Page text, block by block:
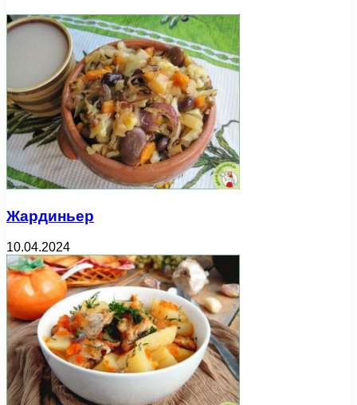
Жардиньер
10.04.2024